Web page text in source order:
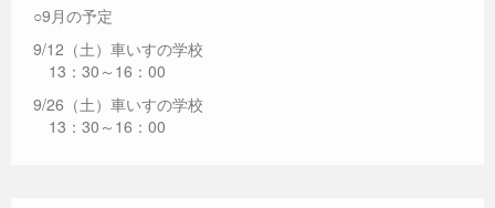
○9月の予定
9/12（土）車いすの学校
13：30～16：00
9/26（土）車いすの学校
13：30～16：00